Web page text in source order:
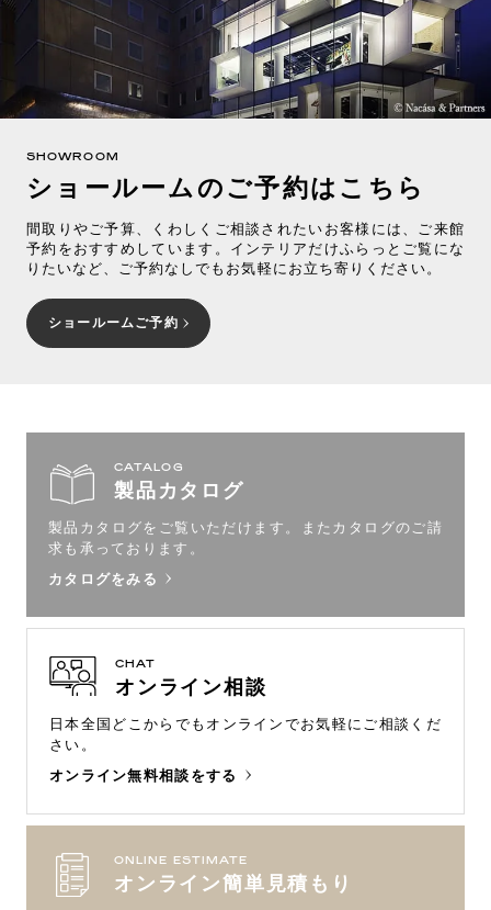
SHOWROOM
ショールームのご予約はこちら
間取りやご予算、くわしくご相談されたいお客様には、ご来館
予約をおすすめしています。インテリアだけふらっとご覧にな
りたいなど、ご予約なしでもお気軽にお立ち寄りください。
ショールームご予約
CATALOG
製品カタログ
製品カタログをご覧いただけます。
またカタログのご請
求も承っております。
カタログをみる
CHAT
オンライン相談
日本全国どこからでもオンラインでお気軽にご相談くだ
さい。
オンライン無料相談をする
ONLINE ESTIMATE
オンライン簡単見積もり